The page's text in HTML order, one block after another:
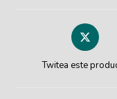
Twitea este